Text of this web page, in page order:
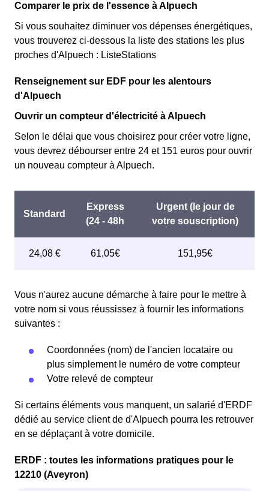
Comparer le prix de l'essence à Alpuech
Si vous souhaitez diminuer vos dépenses énergétiques,
vous trouverez ci-dessous la liste des stations les plus
proches d'Alpuech : ListeStations
Renseignement sur EDF pour les alentours
d'Alpuech
Ouvrir un compteur d'électricité à Alpuech
Selon le délai que vous choisirez pour créer votre ligne,
vous devrez débourser entre 24 et 151 euros pour ouvrir
un nouveau compteur à Alpuech.
Vous n'aurez aucune démarche à faire pour le mettre à
votre nom si vous réussissez à fournir les informations
suivantes :
Coordonnées (nom) de l'ancien locataire ou
plus simplement le numéro de votre compteur
Votre relevé de compteur
Si certains éléments vous manquent, un salarié d'ERDF
dédié au service client de d'Alpuech pourra les retrouver
en se déplaçant à votre domicile.
ERDF : toutes les informations pratiques pour le
12210 (Aveyron)